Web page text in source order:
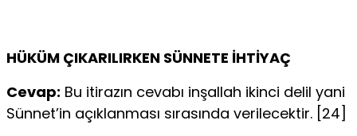
HÜKÜM ÇIKARILIRKEN SÜNNETE İHTİYAÇ
Cevap: Bu itirazın cevabı inşallah ikinci delil yani
Sünnet’in açıklanması sırasında verilecektir. [24]